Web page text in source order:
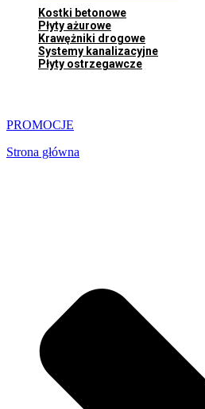
Kostki betonowe
Płyty ażurowe
Krawężniki drogowe
Systemy kanalizacyjne
Płyty ostrzegawcze
PROMOCJE
Strona główna